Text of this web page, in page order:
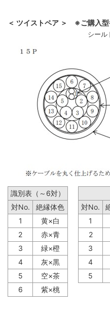
＜ ツイストペア ＞ ※ご購入
シール
識別表（～6対）
対No.
絶縁体色
1
黄×白
2
赤×青
3
緑×橙
4
灰×黒
5
空×茶
6
紫×桃
対No.
1
2
3
4
5